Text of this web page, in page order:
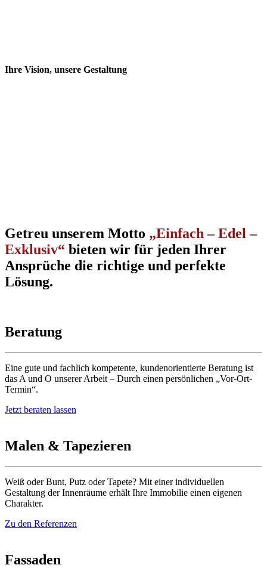
Ihre Vision, unsere Gestaltung
Getreu unserem Motto „Einfach – Edel –
Exklusiv“ bieten wir für jeden Ihrer
Ansprüche die richtige und perfekte
Lösung.
Beratung
Eine gute und fachlich kompetente, kundenorientierte Beratung ist
das A und O unserer Arbeit – Durch einen persönlichen „Vor-Ort-
Termin“.
Jetzt beraten lassen
Malen & Tapezieren
Weiß oder Bunt, Putz oder Tapete? Mit einer individuellen
Gestaltung der Innenräume erhält Ihre Immobilie einen eigenen
Charakter.
Zu den Referenzen
Fassaden